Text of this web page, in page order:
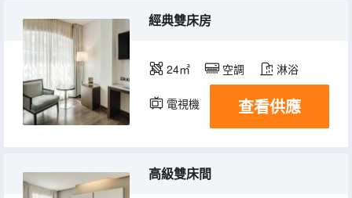
經典雙床房
24㎡ 空調 淋浴
電視機 冰箱
查看供應
高級雙床間